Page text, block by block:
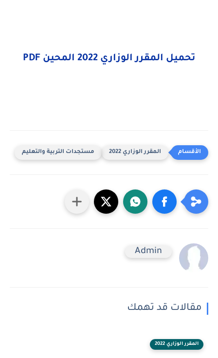
تحميل المقرر الوزاري 2022 المحين PDF
المقرر الوزاري 2022 مستجدات التربية والتعليم
Admin
مقالات قد تهمك
المقرر الوزاري 2022